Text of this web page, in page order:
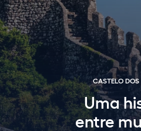
CASTELO DOS
Uma
entre